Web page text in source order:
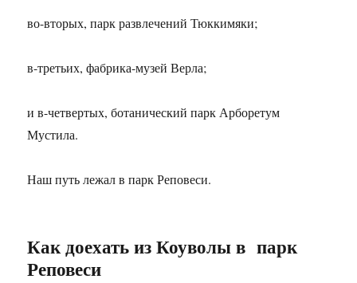
во-вторых, парк развлечений Тюккимяки;
в-третьих, фабрика-музей Верла;
и в-четвертых, ботанический парк Арборетум
Мустила.
Наш путь лежал в парк Реповеси.
Как доехать из Коуволы в парк
Реповеси